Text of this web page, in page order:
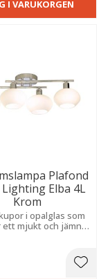
I VARUKORGEN
Plafond
Elba 4L
Krom
i opalglas som
ett mjukt och jämnt
som lyfter rummets